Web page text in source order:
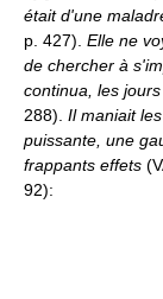
était d'une
p. 427). Elle ne
de chercher à
continua, les
288). Il maniait
puissante, une
frappants effets
92):